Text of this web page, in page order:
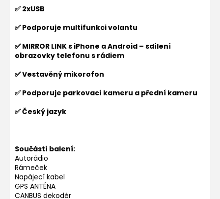
✅ 2xUSB
✅ Podporuje multifunkci volantu
✅ MIRROR LINK s iPhone a Android – sdílení
obrazovky telefonu s rádiem
✅ Vestavěný mikorofon
✅ Podporuje parkovací kameru a přední kameru
✅ Český jazyk
Součástí balení:
Autorádio
Rámeček
Napájecí kabel
GPS ANTÉNA
CANBUS dekodér